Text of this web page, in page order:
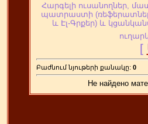
Հարգելի ուսանողներ,
պատրաստի
և Էլ-Գրքեր) և
[
Բաժնում նյութերի քանակը: 0
Не найдено